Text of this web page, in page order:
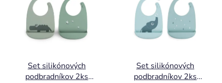
Set silikónových
podbradníkov 2ks
Set silikónových
podbradníkov 2ks